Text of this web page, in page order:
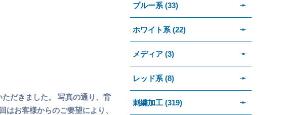
だきました。 写真の通り、背
お客様からのご要望により、
ブルー系 (33)
ホワイト系 (22)
メディア (3)
レッド系 (8)
刺繍加工 (319)